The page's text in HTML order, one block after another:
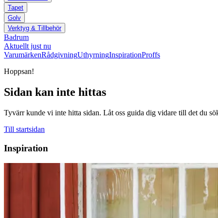
Tapet
Golv
Verktyg & Tillbehör
Badrum
Aktuellt just nu
VarumärkenRådgivningUthyrningInspirationProffs
Hoppsan!
Sidan kan inte hittas
Tyvärr kunde vi inte hitta sidan. Låt oss guida dig vidare till det du
Till startsidan
Inspiration